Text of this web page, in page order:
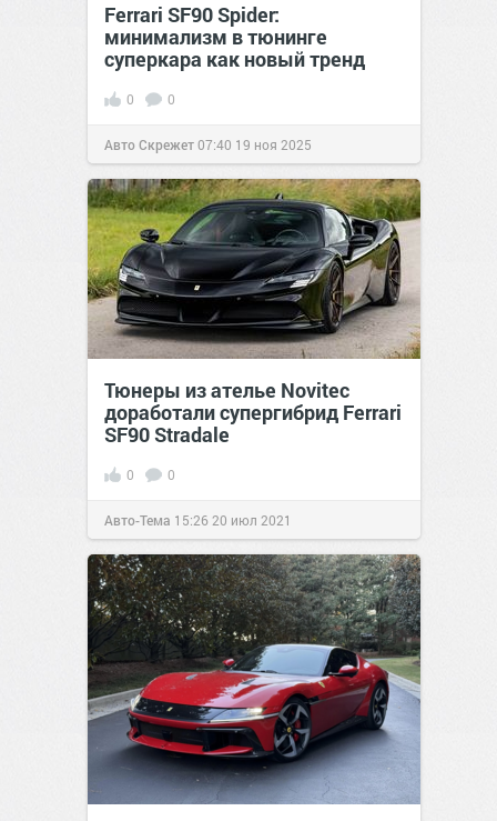
Ferrari SF90 Spider:
минимализм в тюнинге
суперкара как новый тренд
0 0
Авто Скрежет07:40 19 ноя 2025
Тюнеры из ателье Novitec
доработали супергибрид Ferrari
SF90 Stradale
0 0
Авто-Тема 15:26 20 июл 2021